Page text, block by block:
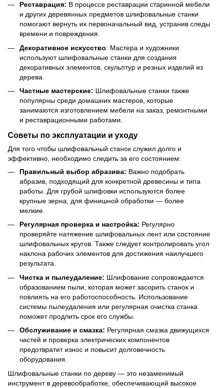
Реставрация: В процессе реставрации старинной мебели
и других деревянных предметов шлифовальные станки
помогают вернуть их первоначальный вид, устранив следы
времени и повреждения.
Декоративное искусство: Мастера и художники
используют шлифовальные станки для создания
декоративных элементов, скульптур и резных изделий из
дерева.
Частные мастерские: Шлифовальные станки также
популярны среди домашних мастеров, которые
занимаются изготовлением мебели на заказ, ремонтными
и реставрационными работами.
Советы по эксплуатации и уходу
Для того чтобы шлифовальный станок служил долго и
эффективно, необходимо следить за его состоянием:
Правильный выбор абразива: Важно подобрать
абразив, подходящий для конкретной древесины и типа
работы. Для грубой шлифовки используются более
крупные зерна, для финишной обработки — более
мелкие.
Регулярная проверка и настройка: Регулярно
проверяйте натяжение шлифовальных лент или состояние
шлифовальных кругов. Также следует контролировать угол
наклона рабочих элементов для достижения наилучшего
результата.
Чистка и пылеудаление: Шлифование сопровождается
образованием пыли, которая может засорить станок и
повлиять на его работоспособность. Использование
системы пылеудаления или регулярная очистка станка
поможет продлить срок его службы.
Обслуживание и смазка: Регулярная смазка движущихся
частей и проверка электрических компонентов
предотвратит износ и повысит долговечность
оборудования.
Шлифовальные станки по дереву — это незаменимый
инструмент в деревообработке, обеспечивающий высокое